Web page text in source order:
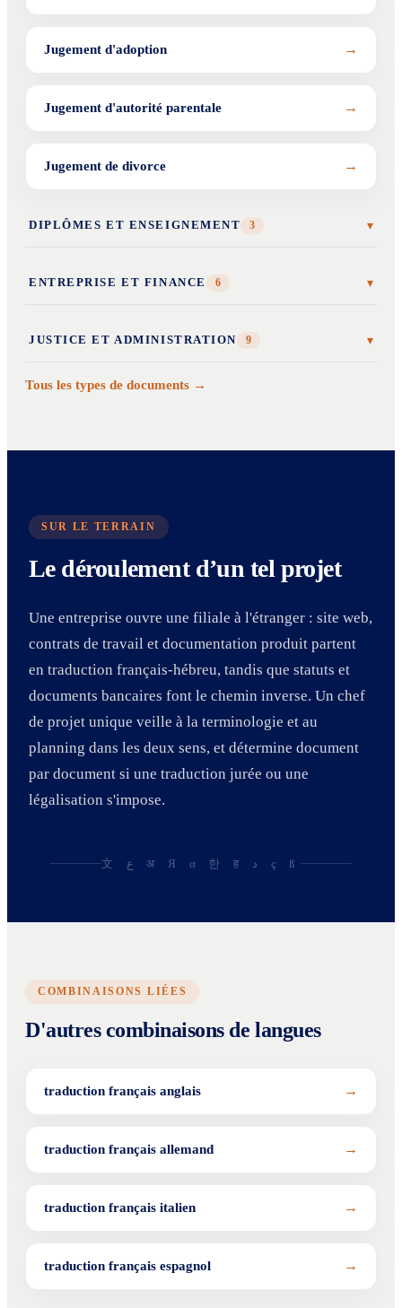
Jugement d'adoption →
Jugement d'autorité parentale →
Jugement de divorce →
DIPLÔMES ET ENSEIGNEMENT 3 ▾
ENTREPRISE ET FINANCE 6 ▾
JUSTICE ET ADMINISTRATION 9 ▾
Tous les types de documents →
SUR LE TERRAIN
Le déroulement d’un tel projet
Une entreprise ouvre une filiale à l'étranger : site web,
contrats de travail et documentation produit partent
en traduction français-hébreu, tandis que statuts et
documents bancaires font le chemin inverse. Un chef
de projet unique veille à la terminologie et au
planning dans les deux sens, et détermine document
par document si une traduction jurée ou une
légalisation s'impose.
文 ع अ Я α 한 ह د ç ß
COMBINAISONS LIÉES
D'autres combinaisons de langues
traduction français anglais →
traduction français allemand →
traduction français italien →
traduction français espagnol →